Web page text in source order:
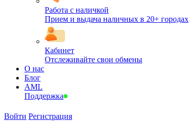
Работа с наличкой
Прием и выдача наличных в 20+ городах
Кабинет
Отслеживайте свои обмены
О нас
Блог
AML
Поддержка
Войти Регистрация